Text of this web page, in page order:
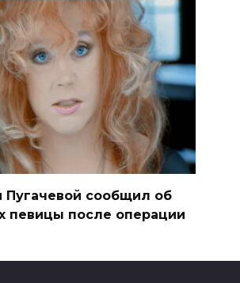
Пугачевой сообщил об
певицы после операции